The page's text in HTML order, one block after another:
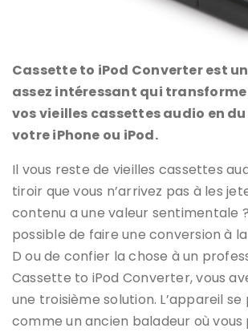
Cassette to iPod Converter est
assez intéressant qui
vos vieilles cassettes audio en
votre iPhone ou iPod.
Il vous reste de vieilles cassettes
tiroir que vous n’arrivez pas à les
contenu a une valeur sentimentale
possible de faire une conversion à
D ou de confier la chose à un
Cassette to iPod Converter, vous
une troisième solution. L’appareil
comme un ancien baladeur où vous